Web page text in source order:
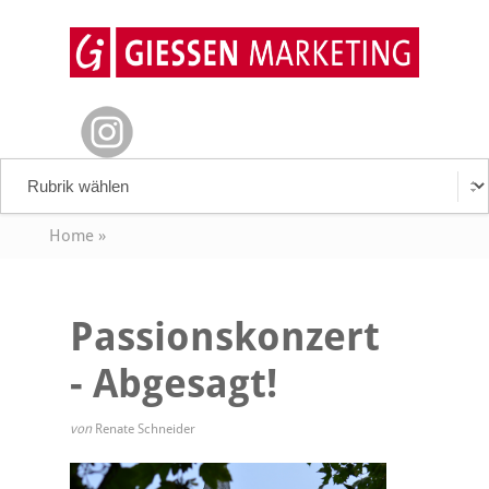
Home»
Passionskonzert
- Abgesagt!
von Renate Schneider